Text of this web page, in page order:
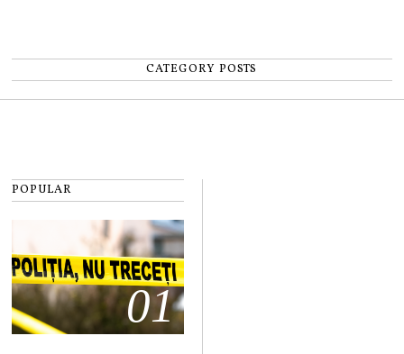
CATEGORY POSTS
POPULAR
01